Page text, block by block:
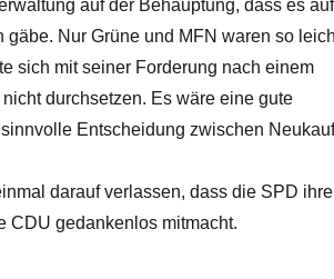
auf der Behauptung, dass es auf
Nur Grüne und MFN waren so
sich mit seiner Forderung nach einem
durchsetzen. Es wäre eine gute
Entscheidung zwischen Neukauf
darauf verlassen, dass die SPD
CDU gedankenlos mitmacht.